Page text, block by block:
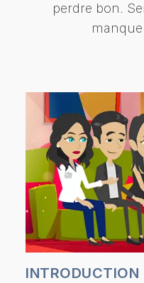
perdre bon.
INTRODUCTION